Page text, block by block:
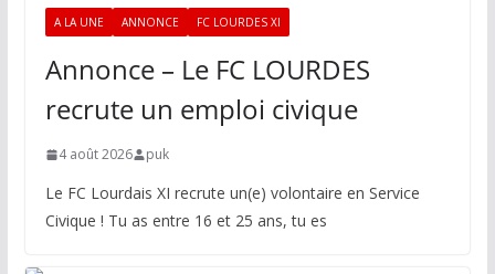
A LA UNE ANNONCE FC LOURDES XI
Annonce – Le FC LOURDES
recrute un emploi civique
4 août 2026 puk
Le FC Lourdais XI recrute un(e) volontaire en Service
Civique ! Tu as entre 16 et 25 ans, tu es